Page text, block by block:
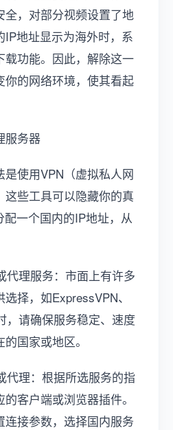
全，对部分视频设置了地
地址显示为海外时，系
载功能。因此，解除这一
你的网络环境，使其看起
服务器
使用VPN（虚拟私人网
些工具可以隐藏你的真
一个国内的IP地址，从
代理服务：市面上有许多
择，如ExpressVPN、
，请确保服务稳定、速度
国家或地区。
代理：根据所选服务的指
客户端或浏览器插件。
接参数，选择国内服务